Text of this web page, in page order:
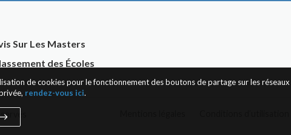
Sur Les Masters
des Écoles
de cookies pour le fonctionnement des boutons de partage sur les
rendez-vous ici.